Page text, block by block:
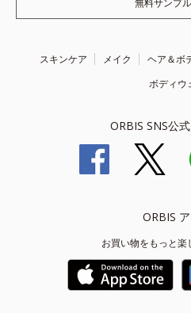
無料サンプ
スキンケア メイク ヘア＆ボ
ボディウ
ORBIS SNS公
ORBIS
お買い物をもっと楽